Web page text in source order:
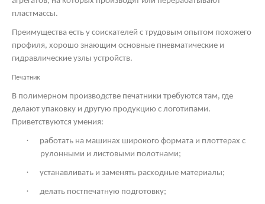
пластмассы.
Преимущества есть у соискателей с трудовым опытом похожего
профиля, хорошо знающим основные пневматические и
гидравлические узлы устройств.
Печатник
В полимерном производстве печатники требуются там, где
делают упаковку и другую продукцию с логотипами.
Приветствуются умения:
·
работать на машинах широкого формата и плоттерах с
рулонными и листовыми полотнами;
· устанавливать и заменять расходные материалы;
· делать постпечатную подготовку;